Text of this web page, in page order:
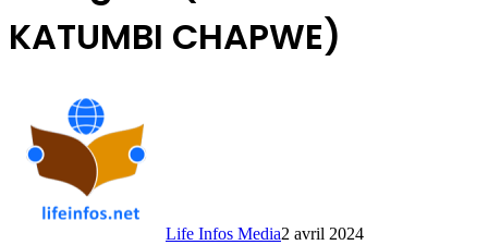
KATUMBI CHAPWE)
Life Infos Media2 avril 2024